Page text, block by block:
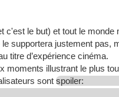
c'est le but) et tout le monde
supportera justement pas,
titre d’expérience cinéma.
moments illustrant le plus
sont spoiler: